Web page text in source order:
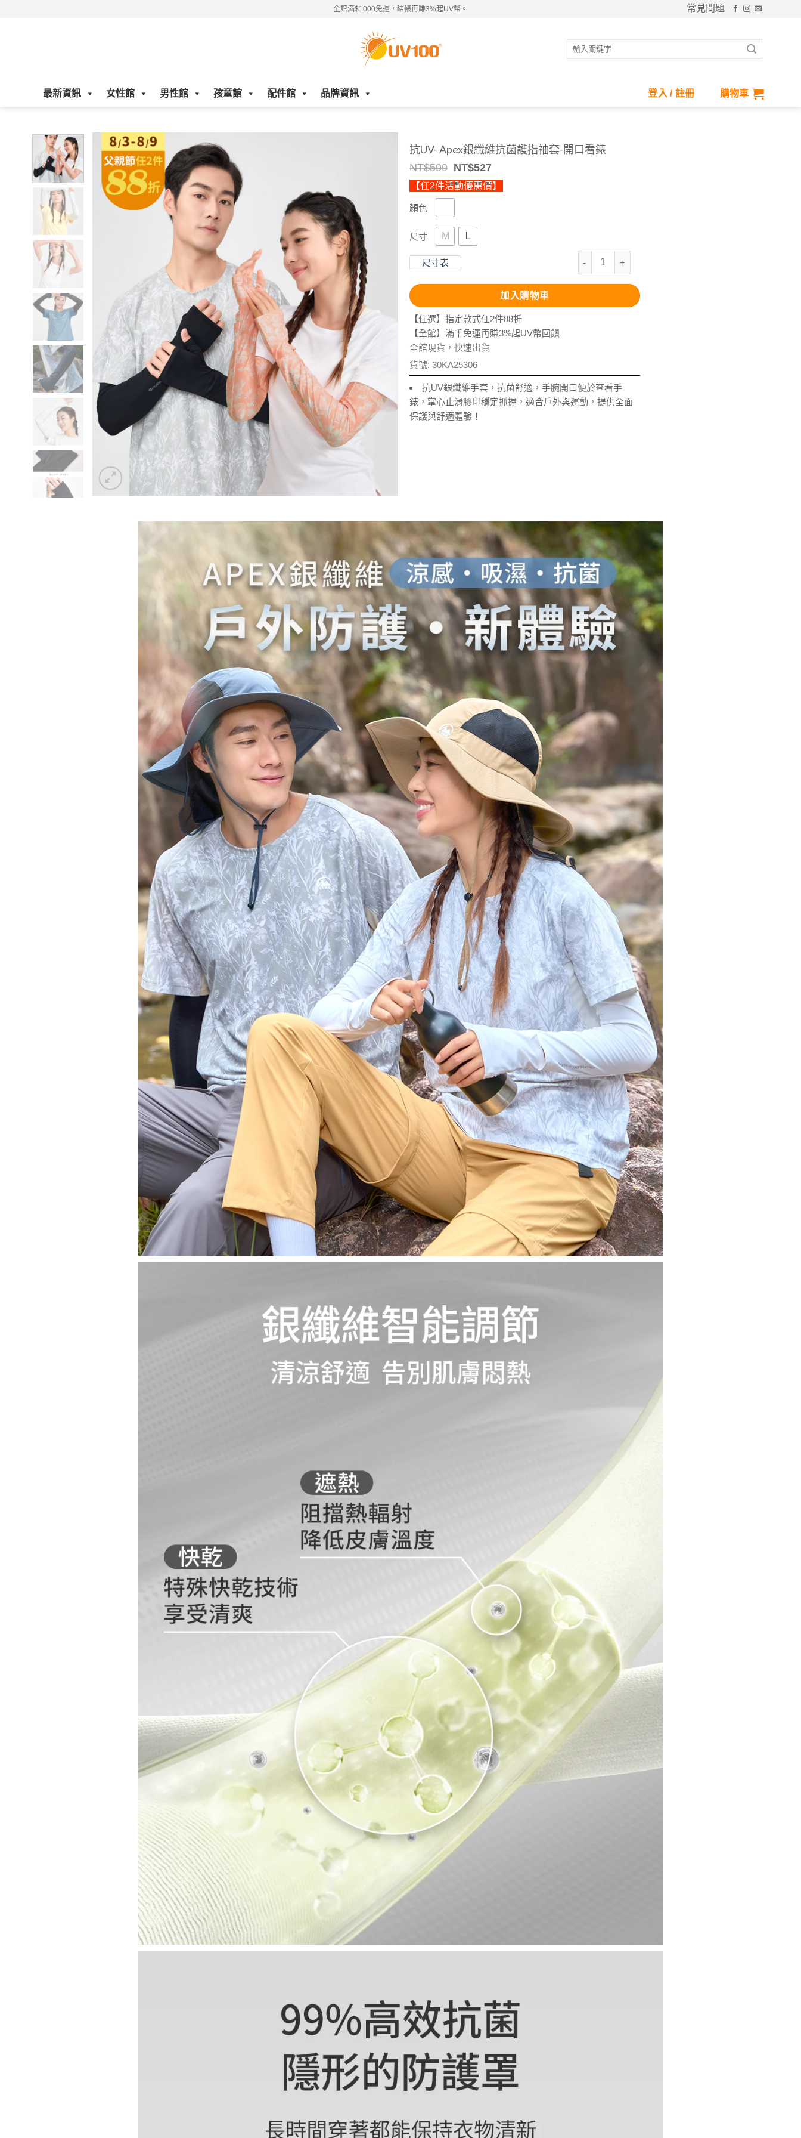
全館滿$1000免運，結帳再賺3%起UV幣。 常見問題
搜
最新資訊 女性館 男性館 孩童館 配件館 品牌資訊 登入 / 註冊 購物車
抗UV- Apex銀纖維抗菌護指袖套-開口看錶
NT$599 Original
price
was:
NT$599.
NT$527Current
price
is:
【任2件活動優惠價】
顏色
尺寸 M L
尺寸表
抗UV- Apex銀纖維抗菌護指袖套-開口看錶 數量
加入購物車
【任選】指定款式任2件88折
【全館】滿千免運再賺3%起UV幣回饋
全館現貨，快速出貨
貨號: 30KA25306
抗UV銀纖維手套，抗菌舒適，手腕開口便於查看手
錶，掌心止滑膠印穩定抓握，適合戶外與運動，提供全面
保護與舒適體驗！